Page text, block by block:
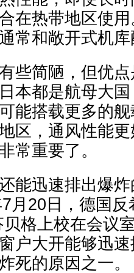
在热带地区使
常和敞开式机
些简陋，但优
本都是航母大
能搭载更多的
区，通风性能
常重要了。
能迅速排出爆
月20日，德国
贝格上校在会议
户大开能够迅
死的原因之一。